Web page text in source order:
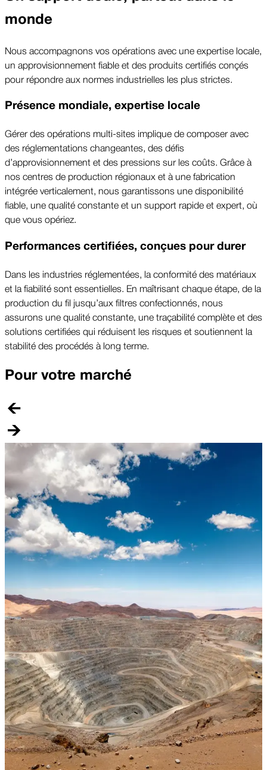
monde
Nous accompagnons vos opérations avec une expertise locale,
un approvisionnement fiable et des produits certifiés conçés
pour répondre aux normes industrielles les plus strictes.
Présence mondiale, expertise locale
Gérer des opérations multi-sites implique de composer avec
des réglementations changeantes, des défis
d’approvisionnement et des pressions sur les coûts. Grâce à
nos centres de production régionaux et à une fabrication
intégrée verticalement, nous garantissons une disponibilité
fiable, une qualité constante et un support rapide et expert, où
que vous opériez.
Performances certifiées, conçues pour durer
Dans les industries réglementées, la conformité des matériaux
et la fiabilité sont essentielles. En maîtrisant chaque étape, de la
production du fil jusqu’aux filtres confectionnés, nous
assurons une qualité constante, une traçabilité complète et des
solutions certifiées qui réduisent les risques et soutiennent la
stabilité des procédés à long terme.
Pour votre marché